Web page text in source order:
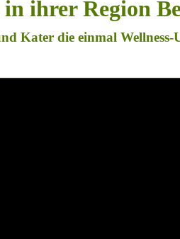
ihrer Region
Kater die einmal